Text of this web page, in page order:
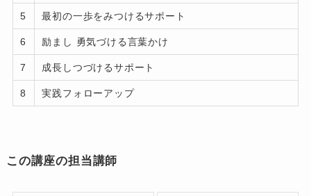
5 最初の一歩をみつけるサポート
6 励まし 勇気づける言葉かけ
7 成長しつづけるサポート
8 実践フォローアップ
この講座の担当講師